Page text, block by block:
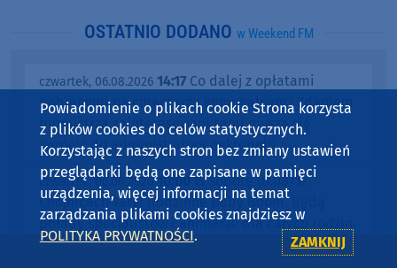
OSTATNIO DODANO w Weekend FM
czwartek, 06.08.2026 14:17 Co dalej z opłatami
pobranymi na cmentarzu komunalnym? Zdaniem
burmistrza zainteresowani sami muszą się
zwrócić do administratora nekropolii
czwartek, 06.08.2026 10:00W sobotę (8.08) w
Chojnicach Targi Rodzinne Baby Boom. Będą
porady specjalistów i animacje dla całych rodzin
Gmina Brusy remontuje
Powiadomienie o plikach cookie Strona korzysta
z plików cookies do celów statystycznych.
Korzystając z naszych stron bez zmiany ustawień
przeglądarki będą one zapisane w pamięci
urządzenia, więcej informacji na temat
zarządzania plikami cookies znajdziesz w
POLITYKA PRYWATNOŚCI. ZAMKNIJ